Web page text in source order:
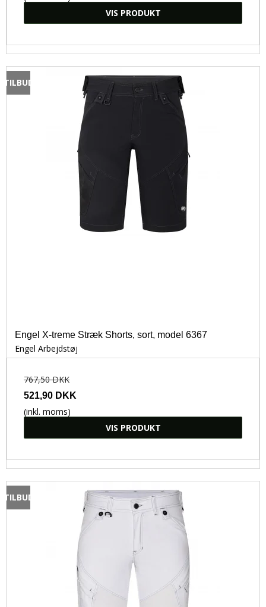
VIS PRODUKT
TILBUD
Engel X-treme Stræk Shorts, sort, model 6367
Engel Arbejdstøj
767,50 DKK
521,90 DKK
(inkl. moms)
VIS PRODUKT
TILBUD